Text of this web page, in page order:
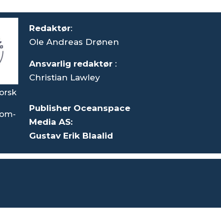
Redaktør:
Ole Andreas Drønen
Ansvarlig redaktør :
Christian Lawley
Publisher Oceanspace
Media AS:
Gustav Erik Blaalid